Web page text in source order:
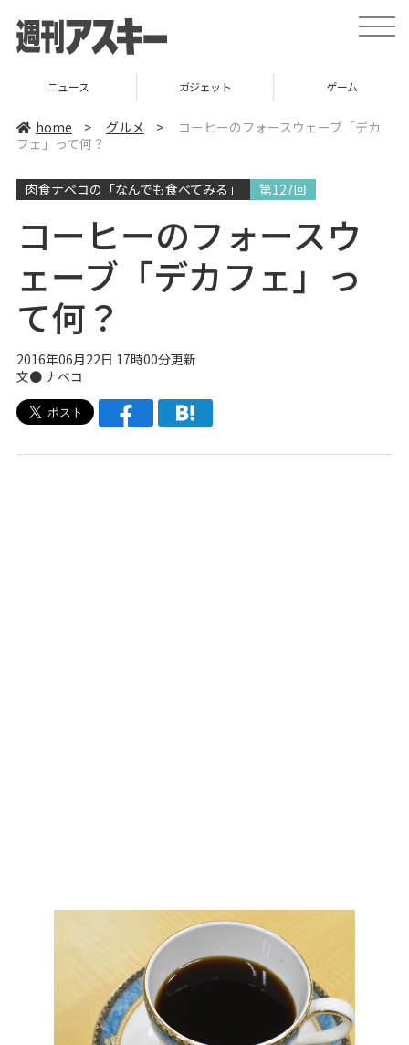
t
o
v
ニュース ガジェット ゲーム
home > グルメ >
コーヒーのフォースウェーブ「デカ
フェ」って何？
肉食ナベコの「なんでも食べてみる」 第127回
コーヒーのフォースウ
ェーブ「デカフェ」っ
て何？
2016年06月22日 17時00分更新
文● ナベコ